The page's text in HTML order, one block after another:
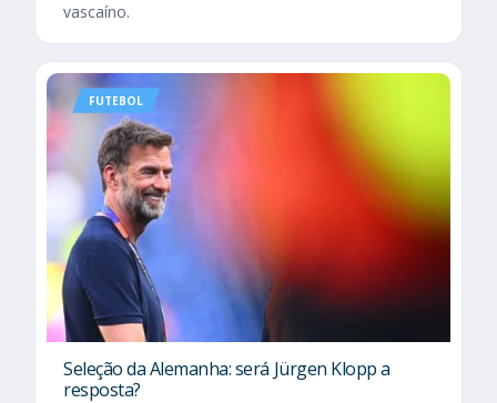
vascaíno.
FUTEBOL
Seleção da Alemanha: será Jürgen Klopp a
resposta?